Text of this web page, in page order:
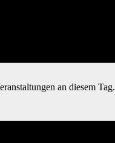
an diesem Tag.